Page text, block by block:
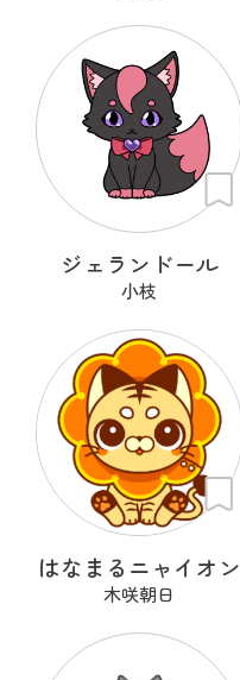
ジェランドール
小枝
はなまるニャイオン
木咲朝日